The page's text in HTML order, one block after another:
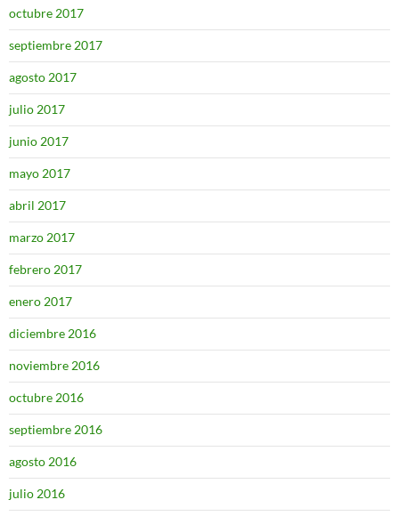
octubre 2017
septiembre 2017
agosto 2017
julio 2017
junio 2017
mayo 2017
abril 2017
marzo 2017
febrero 2017
enero 2017
diciembre 2016
noviembre 2016
octubre 2016
septiembre 2016
agosto 2016
julio 2016